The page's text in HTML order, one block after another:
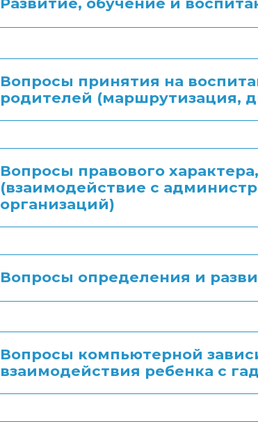
Вопросы принятия на
родителей (маршрутизация,
Вопросы правового
(взаимодействие с
организаций)
Вопросы определения и
Вопросы компьютерной
взаимодействия ребенка с